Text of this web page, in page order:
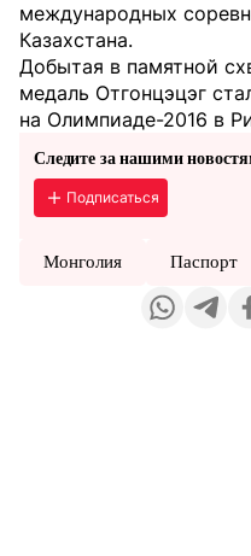
международных
Казахстана.
Добытая в памятной
медаль Отгонцэцэг
на Олимпиаде-2016 в
Следите за нашими
Подписаться
Монголия Паспорт